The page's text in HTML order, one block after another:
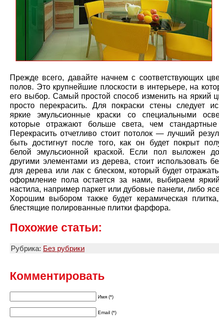
Прежде всего, давайте начнем с соответствующих
полов. Это крупнейшие плоскости в интерьере, на
его выбор. Самый простой способ изменить на яркий
просто перекрасить. Для покраски стены следует
яркие эмульсионные краски со специальными
которые отражают больше света, чем стандартные
Перекрасить отчетливо стоит потолок — лучший
быть достигнут после того, как он будет покрыт
белой эмульсионной краской. Если пол выложен
другими элементами из дерева, стоит использовать
для дерева или лак с блеском, который будет
оформление пола остается за нами, выбираем
настила, например паркет или дубовые панели, либо
Хорошим выбором также будет керамическая
блестящие полированные плитки фарфора.
Похожие статьи:
Рубрика: Без рубрики
Комментировать
Имя (*)
Email (*)